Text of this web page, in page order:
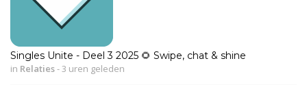
Singles Unite - Deel 3 2025 🌻 Swipe, chat & shine
in Relaties-3 uren geleden